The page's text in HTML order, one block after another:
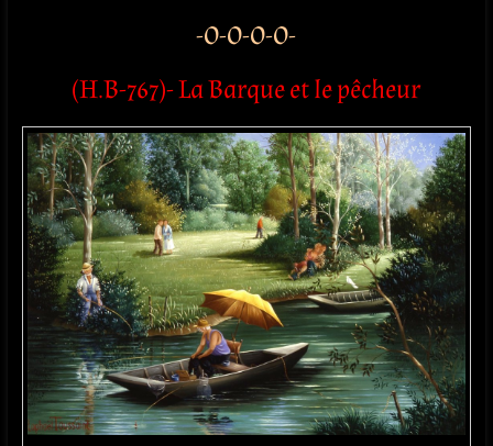
-O-O-O-O-
(H.B-767)- La Barque et le pêcheur